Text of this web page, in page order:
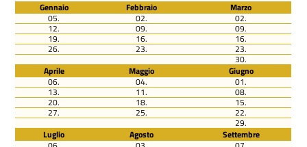
Gennaio Febbraio
Marzo
05.
02. 02.
12. 09. 09.
19. 16. 16.
26. 23. 23.
30.
Aprile
Maggio
Giugno
06.
04. 01.
13. 11. 08.
20. 18. 15.
27. 25. 22.
29.
Luglio
Agosto
Settembre